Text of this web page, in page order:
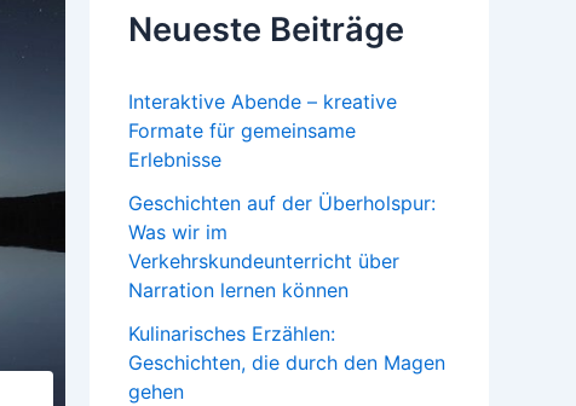
Neueste Beiträge
Interaktive Abende – kreative
Formate für gemeinsame
Erlebnisse
Geschichten auf der Überholspur:
Was wir im
Verkehrskundeunterricht über
Narration lernen können
Kulinarisches Erzählen:
Geschichten, die durch den Magen
gehen